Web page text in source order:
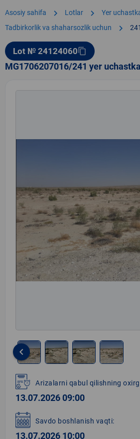
Asosiy sahifa chevron_right Lotlar chevron_right Yer
Tadbirkorlik va shaharsozlik uchun chevron_right
Lot № 24124060content_copy
MG1706207016/241 yer
1
of
4
keyboard_arrow_left
Arizalarni qabul qilishning
13.07.2026 09:00
Savdo boshlanish vaqti:
13.07.2026 10:00